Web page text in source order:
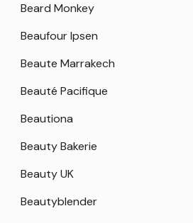
Beard Monkey
Beaufour Ipsen
Beaute Marrakech
Beauté Pacifique
Beautiona
Beauty Bakerie
Beauty UK
Beautyblender